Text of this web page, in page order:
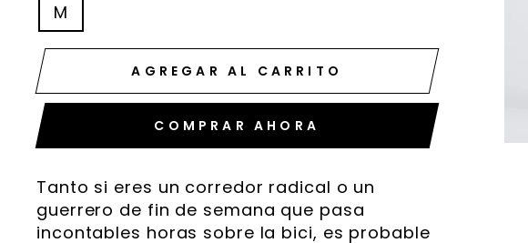
M
AGREGAR AL CARRITO
COMPRAR AHORA
Tanto si eres un corredor radical o un
guerrero de fin de semana que pasa
incontables horas sobre la bici, es probable